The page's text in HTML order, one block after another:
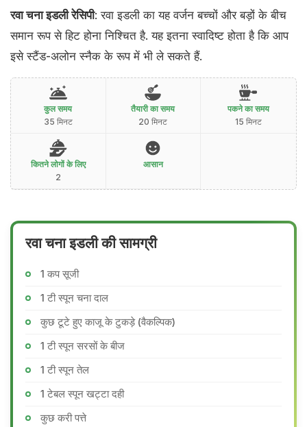
रवा चना इडली रेसिपी: रवा इडली का यह वर्जन बच्चों और बड़ों के बीच
समान रूप से हिट होना निश्चित है. यह इतना स्वादिष्ट होता है कि आप
इसे स्टैंड-अलोन स्नैक के रूप में भी ले सकते हैं.
कुल समय
35 मिनट
तैयारी का समय
20 मिनट
पकने का समय
15 मिनट
कितने लोगों के लिए
2
आसान
रवा चना इडली की सामग्री
1 कप सूजी
1 टी स्पून चना दाल
कुछ टूटे हुए काजू के टुकड़े (वैकल्पिक)
1 टी स्पून सरसों के बीज
1 टी स्पून तेल
1 टेबल स्पून खट्टा दही
कुछ करी पत्ते